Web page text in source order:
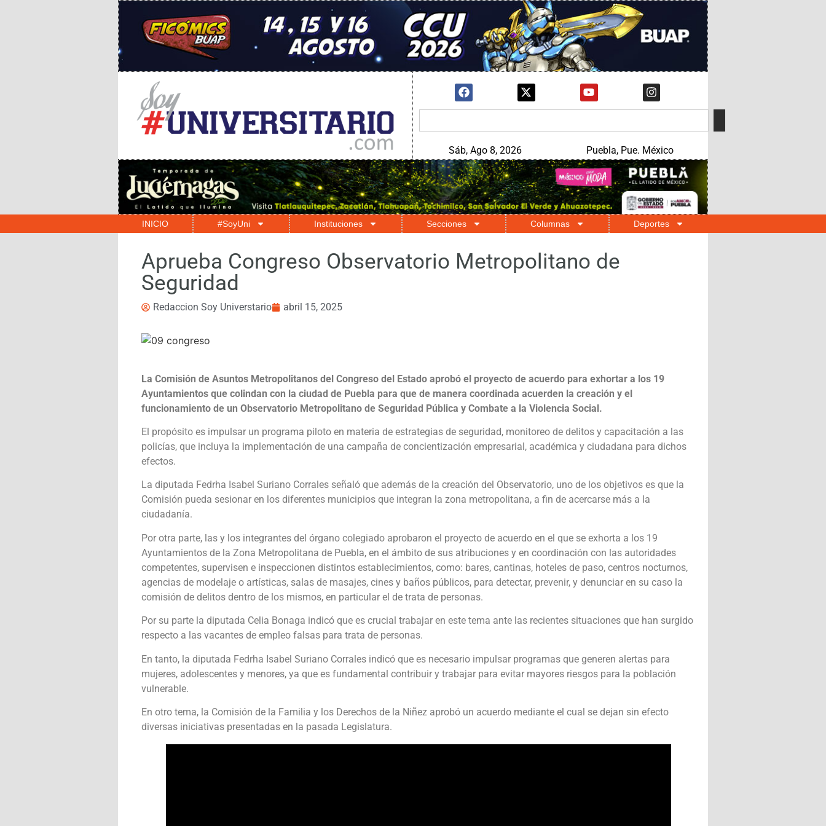
Sáb, Ago 8, 2026 Puebla, Pue. México
INICIO #SoyUni Instituciones Secciones Columnas Deportes
Aprueba Congreso Observatorio Metropolitano de
Seguridad
Redaccion Soy Universtario abril 15, 2025
La Comisión de Asuntos Metropolitanos del Congreso del Estado aprobó el proyecto de acuerdo para exhortar a los 19
Ayuntamientos que colindan con la ciudad de Puebla para que de manera coordinada acuerden la creación y el
funcionamiento de un Observatorio Metropolitano de Seguridad Pública y Combate a la Violencia Social.
El propósito es impulsar un programa piloto en materia de estrategias de seguridad, monitoreo de delitos y capacitación a las
policías, que incluya la implementación de una campaña de concientización empresarial, académica y ciudadana para dichos
efectos.
La diputada Fedrha Isabel Suriano Corrales señaló que además de la creación del Observatorio, uno de los objetivos es que la
Comisión pueda sesionar en los diferentes municipios que integran la zona metropolitana, a fin de acercarse más a la
ciudadanía.
Por otra parte, las y los integrantes del órgano colegiado aprobaron el proyecto de acuerdo en el que se exhorta a los 19
Ayuntamientos de la Zona Metropolitana de Puebla, en el ámbito de sus atribuciones y en coordinación con las autoridades
competentes, supervisen e inspeccionen distintos establecimientos, como: bares, cantinas, hoteles de paso, centros nocturnos,
agencias de modelaje o artísticas, salas de masajes, cines y baños públicos, para detectar, prevenir, y denunciar en su caso la
comisión de delitos dentro de los mismos, en particular el de trata de personas.
Por su parte la diputada Celia Bonaga indicó que es crucial trabajar en este tema ante las recientes situaciones que han surgido
respecto a las vacantes de empleo falsas para trata de personas.
En tanto, la diputada Fedrha Isabel Suriano Corrales indicó que es necesario impulsar programas que generen alertas para
mujeres, adolescentes y menores, ya que es fundamental contribuir y trabajar para evitar mayores riesgos para la población
vulnerable.
En otro tema, la Comisión de la Familia y los Derechos de la Niñez aprobó un acuerdo mediante el cual se dejan sin efecto
diversas iniciativas presentadas en la pasada Legislatura.